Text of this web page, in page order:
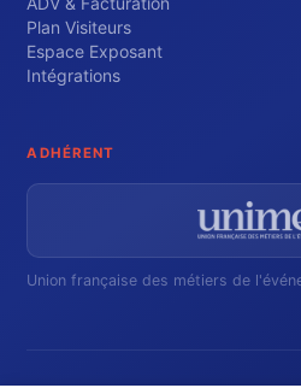
Plan Visiteurs
Espace Exposant
Intégrations
ADHÉRENT
Union française des métiers de